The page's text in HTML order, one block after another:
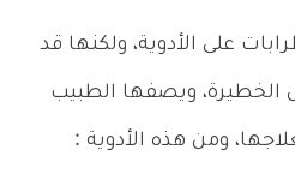
على الأدوية، ولكنها قد
ويصفها الطبيب
ومن هذه الأدوية :